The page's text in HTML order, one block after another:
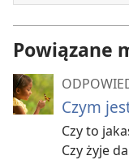
Powiązane
Czym
Czy to
Czy żyje